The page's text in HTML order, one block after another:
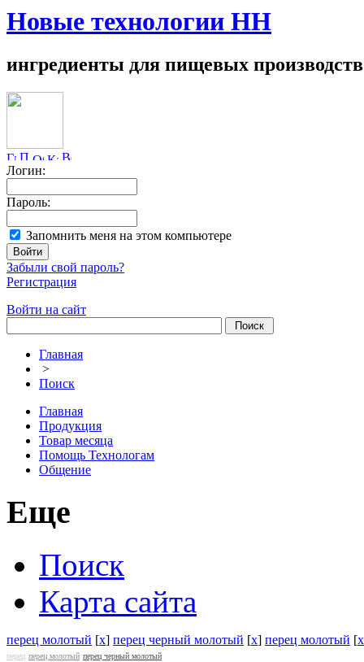
Новые технологии НН
ингредиенты для пищевых производств
Логин:
Пароль:
Запомнить меня на этом компьютере
Забыли свой пароль?
Регистрация
Войти на сайт
Главная
>
Поиск
Главная
Продукция
Товар месяца
Помощь Технологам
Общение
Еще
Поиск
Карта сайта
перец молотый [x] перец черный молотый [x] перец молотый [x
перец перец молотый перец черный молотый